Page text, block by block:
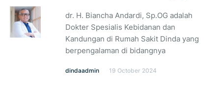
dr. H. Biancha Andardi, Sp.OG adalah
Dokter Spesialis Kebidanan dan
Kandungan di Rumah Sakit Dinda yang
berpengalaman di bidangnya
dindaadmin 19 October 2024